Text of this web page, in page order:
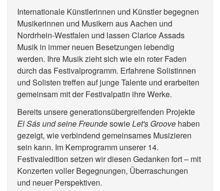
Internationale Künstlerinnen und Künstler begegnen
Musikerinnen und Musikern aus Aachen und
Nordrhein-Westfalen und lassen Clarice Assads
Musik in immer neuen Besetzungen lebendig
werden. Ihre Musik zieht sich wie ein roter Faden
durch das Festivalprogramm. Erfahrene Solistinnen
und Solisten treffen auf junge Talente und erarbeiten
gemeinsam mit der Festivalpatin ihre Werke.
Bereits unsere generationsübergreifenden Projekte
El Sás und seine FreundesowieLet's Groove haben
gezeigt, wie verbindend gemeinsames Musizieren
sein kann. Im Kernprogramm unserer 14.
Festivaledition setzen wir diesen Gedanken fort – mit
Konzerten voller Begegnungen, Überraschungen
und neuer Perspektiven.